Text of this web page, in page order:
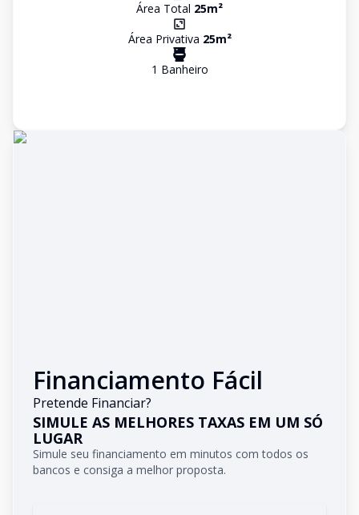
Área Total 25m²
Área Privativa 25m²
1 Banheiro
Financiamento Fácil
Pretende Financiar?
SIMULE AS MELHORES TAXAS EM UM SÓ
LUGAR
Simule seu financiamento em minutos com todos os
bancos e consiga a melhor proposta.